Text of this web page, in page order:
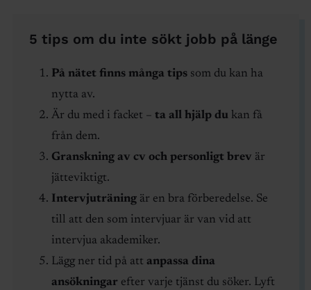
5 tips om du inte sökt jobb på länge
På nätet finns många tipssom du kan ha
nytta av.
Är du med i facket – ta all hjälp dukan få
från dem.
Granskning av cv och personligt brev är
jätteviktigt.
Intervjuträningär en bra förberedelse. Se
till att den som intervjuar är van vid att
intervjua akademiker.
Lägg ner tid på att anpassa dina
ansökningarefter varje tjänst du söker. Lyft